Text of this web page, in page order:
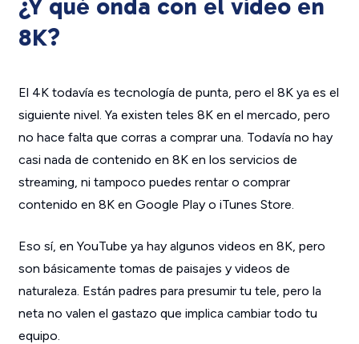
¿Y qué onda con el video en
8K?
El 4K todavía es tecnología de punta, pero el 8K ya es el
siguiente nivel. Ya existen teles 8K en el mercado, pero
no hace falta que corras a comprar una. Todavía no hay
casi nada de contenido en 8K en los servicios de
streaming, ni tampoco puedes rentar o comprar
contenido en 8K en Google Play o iTunes Store.
Eso sí, en YouTube ya hay algunos videos en 8K, pero
son básicamente tomas de paisajes y videos de
naturaleza. Están padres para presumir tu tele, pero la
neta no valen el gastazo que implica cambiar todo tu
equipo.